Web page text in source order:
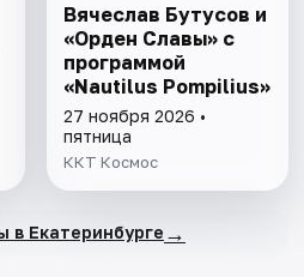
Вячеслав Бутусов и
«Орден Славы» с
программой
«Nautilus Pompilius»
27 ноября 2026 •
пятница
ККТ Космос
в Екатеринбурге →